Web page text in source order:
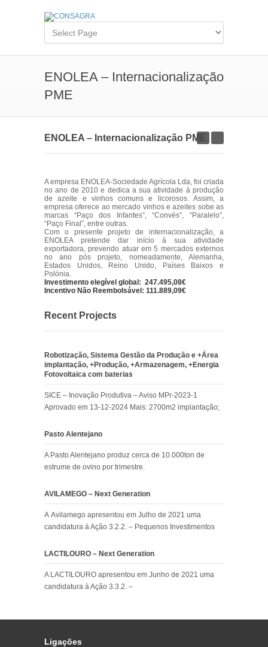
ENOLEA – Internacionalização
PME
ENOLEA – Internacionalização PME
A empresa ENOLEA-Sociedade Agrícola Lda, foi criada
no ano de 2010 e dedica a sua atividade à produção
de azeite e vinhos comuns e licorosos. Assim, a
empresa oferece ao mercado vinhos e azeites sobe as
marcas “Paço dos Infantes”, “Convés”, “Paralelo”,
“Paço Final”, entre outras.
Com o presente projeto de internacionalização, a
ENOLEA pretende dar início à sua atividade
exportadora, prevendo atuar em 5 mercados externos
no ano pós projeto, nomeadamente, Alemanha,
Estados Unidos, Reino Unido, Países Baixos e
Polónia.
Investimento elegível global: 247.495,08€
Incentivo Não Reembolsável: 111.889,09€
Recent Projects
Robotização, Sistema Gestão da Produção e +Área
implantação, +Produção, +Armazenagem, +Energia
Fotovoltaica com baterias
SICE – Inovação Produtiva – Aviso MPr-2023-1
Aprovado em 13-12-2024 Mais: 2700m2 implantação;
Pasto Alentejano
A Pasto Alentejano produz cerca de 10.000ton de
estrume de ovino por trimestre.
AVILAMEGO – Next Generation
A Avilamego apresentou em Julho de 2021 uma
candidatura à Ação 3.2.2. – Pequenos Investimentos
LACTILOURO – Next Generation
A LACTILOURO apresentou em Junho de 2021 uma
candidatura à Ação 3.3.2. –
Ligações